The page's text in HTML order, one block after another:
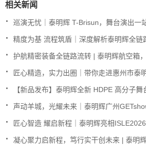
相关新闻
巡演无忧｜泰明辉 T-Brisun，舞台演出一
.
精度为基 流程筑盾｜深度解析泰明辉全链
.
护航精密装备全链路流转 | 泰明辉航空箱，
.
匠心精造，实力出圈｜带你走进惠州市泰
.
【新品发布】泰明辉全新 HDPE 高分子舞
.
声动羊城，光耀未来｜泰明辉广州
.
匠心智造 耀启新程｜泰明辉亮相ISLE2026
.
凝心聚力启新程，笃行实干创未来 | 泰明辉
.